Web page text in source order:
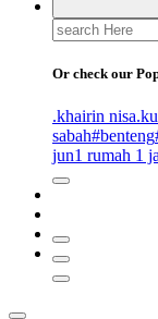
Search
for:
Or check our
.khairin nisa
sabah#benteng
jun1 rumah 1